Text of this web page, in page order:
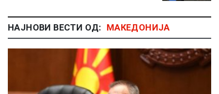
НАЈНОВИ ВЕСТИ ОД: МАКЕДОНИЈА